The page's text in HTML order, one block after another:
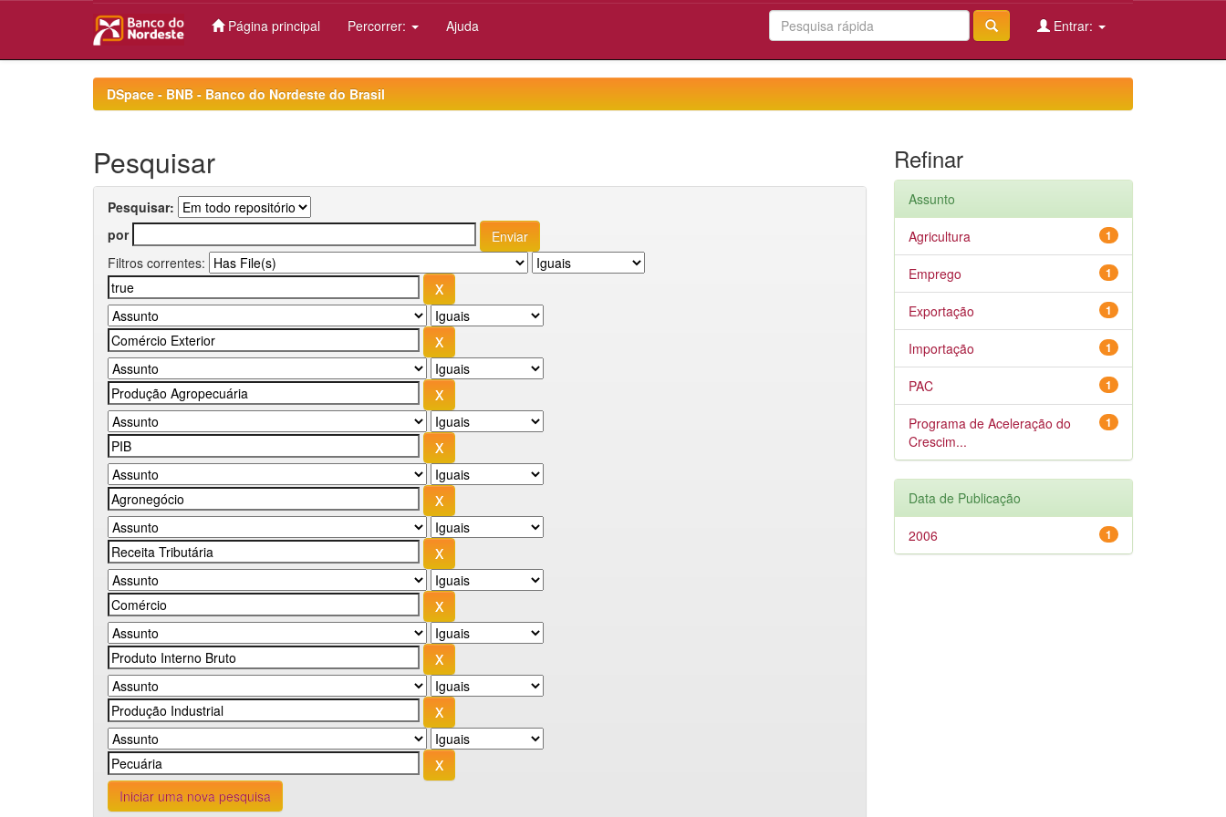
Página principal Percorrer: Ajuda Entrar:
DSpace - BNB - Banco do Nordeste do Brasil
Pesquisar
Pesquisar:
por
Filtros correntes:
Iniciar uma nova pesquisa
Refinar
Assunto
1
Agricultura
1
Emprego
1
Exportação
1
Importação
1
PAC
1
Programa de Aceleração do
Crescim...
Data de Publicação
1
2006